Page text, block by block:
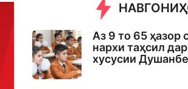
Аз 9 то 65 ҳазор
нархи таҳсил
хусусии Душанбе